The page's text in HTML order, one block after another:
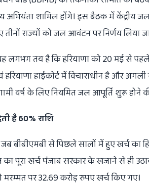
अभियंता शामिल होंगे। इस बैठक में केंद्रीय
राज्यों को जल आवंटन पर निर्णय लिया
लगभग तय है कि हरियाणा को 20 मई से
हाईकोर्ट में विचाराधीन है और
वर्ष के लिए नियमित जल आपूर्ति शुरू होने
है 60% राशि
बीबीएमबी से पिछले सालों में हुए खर्च का
पूरा खर्च पंजाब सरकार के खजाने से ही
पर 32.69 करोड़ रुपए खर्च किए गए।